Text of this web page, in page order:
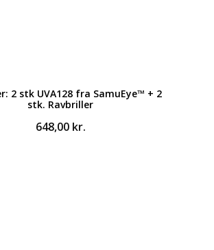
2 stk UVA128 fra SamuEye™ + 2
stk. Ravbriller
648,00 kr.